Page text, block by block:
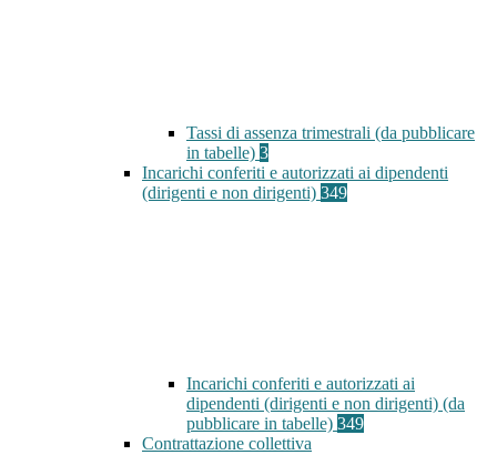
Tassi di assenza trimestrali (da pubblicare
in tabelle) 3
Incarichi conferiti e autorizzati ai dipendenti
(dirigenti e non dirigenti) 349
Incarichi conferiti e autorizzati ai
dipendenti (dirigenti e non dirigenti) (da
pubblicare in tabelle) 349
Contrattazione collettiva